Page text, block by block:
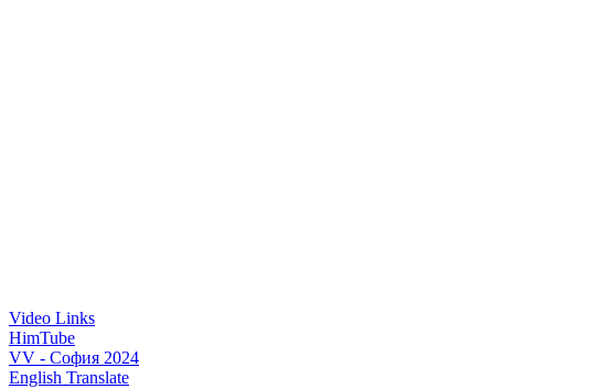
Video Links
HimTube
VV - София 2024
English Translate